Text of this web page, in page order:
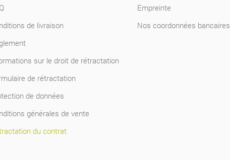
de livraison
sur le droit de rétractation
de rétractation
de données
générales de vente
du contrat
Empreinte
Nos coordonnées bancaires